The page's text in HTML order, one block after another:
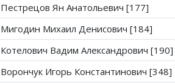
Пестрецов Ян Анатольевич [177]
Мигодин Михаил Денисович [184]
Котелович Вадим Александрович [190]
Ворончук Игорь Константинович [348]